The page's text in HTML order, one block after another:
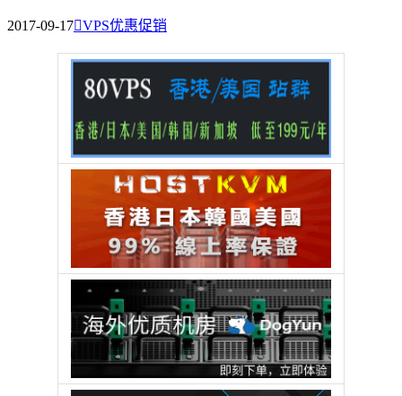
2017-09-17VPS优惠促销